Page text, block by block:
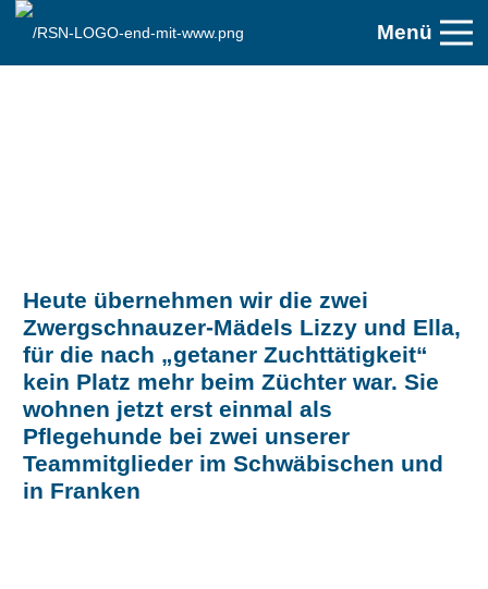
Menü
Heute übernehmen wir die zwei
Zwergschnauzer-Mädels Lizzy und Ella,
für die nach „getaner Zuchttätigkeit“
kein Platz mehr beim Züchter war. Sie
wohnen jetzt erst einmal als
Pflegehunde bei zwei unserer
Teammitglieder im Schwäbischen und
in Franken